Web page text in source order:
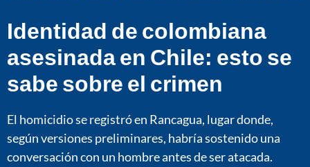
Identidad de colombiana
asesinada en Chile: esto se
sabe sobre el crimen
El homicidio se registró en Rancagua, lugar donde,
según versiones preliminares, habría sostenido una
conversación con un hombre antes de ser atacada.